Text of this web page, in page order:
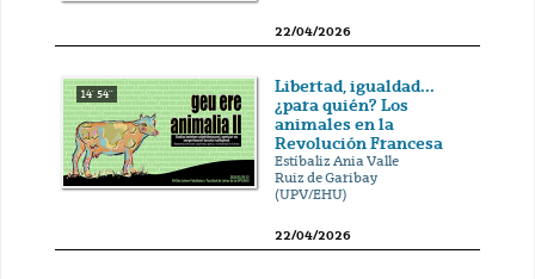
22/04/2026
14' 54''
Libertad, igualdad...
¿para quién? Los
animales en la
Revolución Francesa
Estíbaliz Ania Valle
Ruiz de Garibay
(UPV/EHU)
22/04/2026